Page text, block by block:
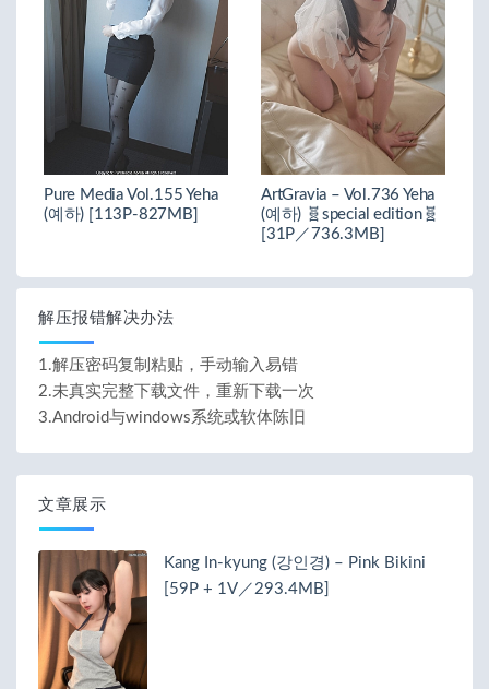
Pure Media Vol.155 Yeha
(예하) [113P-827MB]
ArtGravia – Vol.736 Yeha
(예하) 🧬special edition🧬
[31P／736.3MB]
解压报错解决办法
1.解压密码复制粘贴，手动输入易错
2.未真实完整下载文件，重新下载一次
3.Android与windows系统或软体陈旧
文章展示
Kang In-kyung (강인경) – Pink Bikini
[59P + 1V／293.4MB]